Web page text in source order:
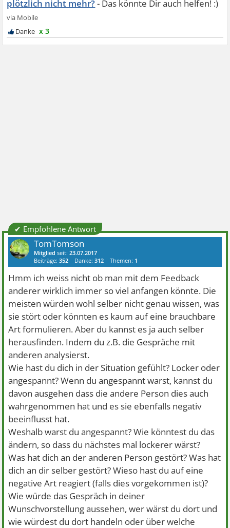
plötzlich nicht mehr?
x 3
✔ Empfohlene Antwort
TomTomson
Mitglied seit:23.07.2017
Beiträge:352 Danke:312 Themen: 1
Hmm ich weiss nicht ob man mit dem Feedback
anderer wirklich immer so viel anfangen könnte. Die
meisten würden wohl selber nicht genau wissen, was
sie stört oder könnten es kaum auf eine brauchbare
Art formulieren. Aber du kannst es ja auch selber
herausfinden. Indem du z.B. die Gespräche mit
anderen analysierst.
Wie hast du dich in der Situation gefühlt? Locker oder
angespannt? Wenn du angespannt warst, kannst du
davon ausgehen dass die andere Person dies auch
wahrgenommen hat und es sie ebenfalls negativ
beeinflusst hat.
Weshalb warst du angespannt? Wie könntest du das
ändern, so dass du nächstes mal lockerer wärst?
Was hat dich an der anderen Person gestört? Was hat
dich an dir selber gestört? Wieso hast du auf eine
negative Art reagiert (falls dies vorgekommen ist)?
Wie würde das Gespräch in deiner
Wunschvorstellung aussehen, wer wärst du dort und
wie würdest du dort handeln oder über welche